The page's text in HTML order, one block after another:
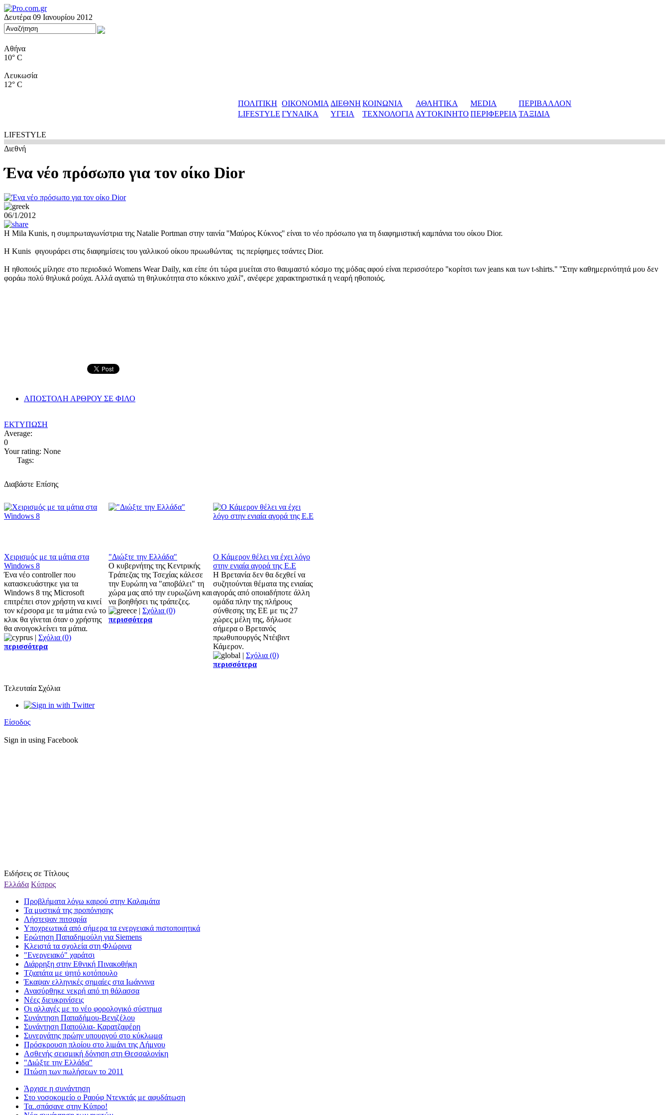
Δευτέρα 09 Ιανουρίου 2012
Αθήνα
10° C
Λευκωσία
12° C
ΠΟΛΙΤΙΚΗ ΟΙΚΟΝΟΜΙΑ ΔΙΕΘΝΗ ΚΟΙΝΩΝΙΑ ΑΘΛΗΤΙΚΑ MEDIA
ΠΕΡΙΒΑΛΛΟΝ
LIFESTYLE ΓΥΝΑΙΚΑ ΥΓΕΙΑ ΤΕΧΝΟΛΟΓΙΑ ΑΥΤΟΚΙΝΗΤΟ ΠΕΡΙΦΕΡΕΙΑ ΤΑΞΙΔΙΑ
LIFESTYLE
Διεθνή
Ένα νέο πρόσωπο για τον οίκο Dior
06/1/2012
H Μila Kunis, η συμπρωταγωνίστρια της Natalie Portman στην ταινία ''Μαύρος Κύκνος'' είναι το νέο πρόσωπο για τη διαφημιστική καμπάνια του οίκου Dior.
H Kunis φιγουράρει στις διαφημίσεις του γαλλικού οίκου πρωωθώντας τις περίφημες τσάντες Dior.
Η ηθοποιός μίλησε στο περιοδικό Womens Wear Daily, και είπε ότι τώρα μυείται στο θαυμαστό κόσμο της μόδας αφού είναι περισσότερο ''κορίτσι των jeans και των t-shirts.'' ''Στην καθημερινότητά μου δεν
φοράω πολύ θηλυκά ρούχα. Αλλά αγαπώ τη θηλυκότητα στο κόκκινο χαλί'', ανέφερε χαρακτηριστικά η νεαρή ηθοποιός.
ΑΠΟΣΤΟΛΗ ΑΡΘΡΟΥ ΣΕ ΦΙΛΟ
ΕΚΤΥΠΩΣΗ
Average:
0
Your rating: None
Tags:
Διαβάστε Επίσης
Χειρισμός με τα μάτια στα
Windows 8
Ένα νέο controller που
κατασκευάστηκε για τα
Windows 8 της Microsoft
επιτρέπει στον χρήστη να κινεί
τον κέρσορα με τα μάτια ενώ το
κλικ θα γίνεται όταν ο χρήστης
θα ανοιγοκλείνει τα μάτια.
| Σχόλια (0)
περισσότερα
"Διώξτε την Ελλάδα"
Ο κυβερνήτης της Κεντρικής
Τράπεζας της Τσεχίας κάλεσε
την Ευρώπη να "αποβάλει" τη
χώρα μας από την ευρωζώνη και
να βοηθήσει τις τράπεζες.
| Σχόλια (0)
περισσότερα
Ο Κάμερον θέλει να έχει λόγο
στην ενιαία αγορά της Ε.Ε
Η Βρετανία δεν θα δεχθεί να
συζητούνται θέματα της ενιαίας
αγοράς από οποιαδήποτε άλλη
ομάδα πλην της πλήρους
σύνθεσης της ΕΕ με τις 27
χώρες μέλη της, δήλωσε
σήμερα ο Βρετανός
πρωθυπουργός Ντέιβιντ
Κάμερον.
| Σχόλια (0)
περισσότερα
Τελευταία Σχόλια
Είσοδος
Sign in using Facebook
Ειδήσεις σε Τίτλους
Ελλάδα Κύπρος
Προβλήματα λόγω καιρού στην Καλαμάτα
Τα μυστικά της προπόνησης
Λήστεψαν πιτσαρία
Υποχρεωτικά από σήμερα τα ενεργειακά πιστοποιητικά
Ερώτηση Παπαδημούλη για Siemens
Κλειστά τα σχολεία στη Φλώρινα
"Ενεργειακό" χαράτσι
Διάρρηξη στην Εθνική Πινακοθήκη
Τζιαπάτα με ψητό κοτόπουλο
Έκαψαν ελληνικές σημαίες στα Ιωάννινα
Ανασύρθηκε νεκρή από τη θάλασσα
Νέες διευκρινίσεις
Οι αλλαγές με το νέο φορολογικό σύστημα
Συνάντηση Παπαδήμου-Βενιζέλου
Συνάντηση Παπούλια- Καρατζαφέρη
Συνεργάτης πρώην υπουργού στο κύκλωμα
Πρόσκρουση πλοίου στο λιμάνι της Λήμνου
Ασθενής σεισμική δόνηση στη Θεσσαλονίκη
"Διώξτε την Ελλάδα"
Πτώση των πωλήσεων το 2011
Άρχισε η συνάντηση
Στο νοσοκομείο ο Ραούφ Ντενκτάς με αφυδάτωση
Τα..σπάσανε στην Κύπρο!